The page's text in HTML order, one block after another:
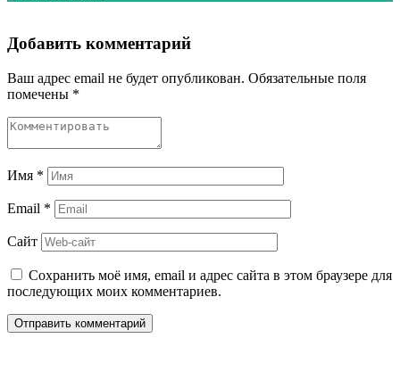
Добавить комментарий
Ваш адрес email не будет опубликован. Обязательные поля
помечены *
Имя *
Email *
Сайт
Сохранить моё имя, email и адрес сайта в этом браузере для
последующих моих комментариев.